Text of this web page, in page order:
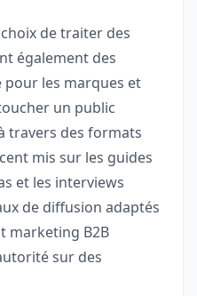
de traiter des
également des
les marques et
un public
travers des formats
mis sur les guides
et les interviews
de diffusion adaptés
marketing B2B
sur des